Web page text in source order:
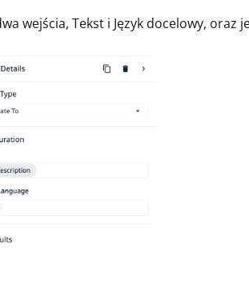
wejścia, Tekst i Język docelowy, oraz